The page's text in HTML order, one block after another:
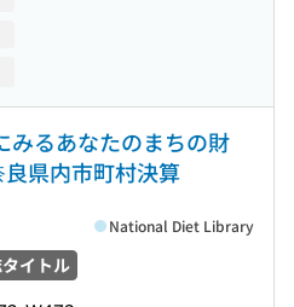
みるあなたのまちの財
県内市町村決算
イトル
National Diet Library